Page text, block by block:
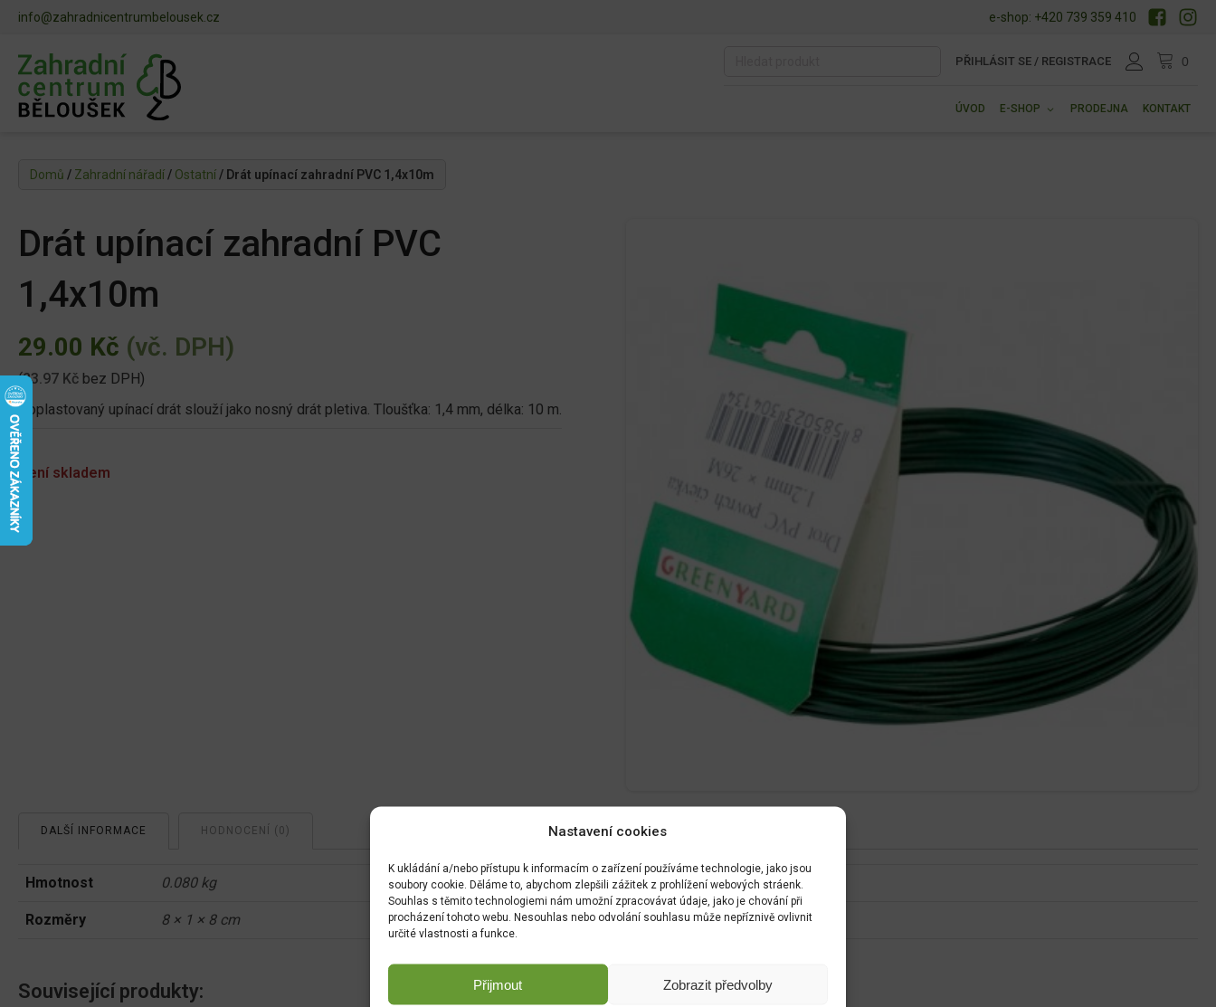
Nastavení cookies
K ukládání a/nebo přístupu k informacím o zařízení používáme technologie, jako jsou
soubory cookie. Děláme to, abychom zlepšili zážitek z prohlížení webových stráenk.
Souhlas s těmito technologiemi nám umožní zpracovávat údaje, jako je chování při
procházení tohoto webu. Nesouhlas nebo odvolání souhlasu může nepříznivě ovlivnit
určité vlastnosti a funkce.
Přijmout Zobrazit předvolby
info@zahradnicentrumbelousek.cz e-shop: +420 739 359 410
PŘIHLÁSIT SE / REGISTRACE
ÚVOD E-SHOP PRODEJNA KONTAKT
Domů / Zahradní nářadí / Ostatní / Drát upínací zahradní PVC 1,4x10m
Drát upínací zahradní PVC
1,4x10m
29.00 Kč (vč. DPH)
(23.97 Kč bez DPH)
Poplastovaný upínací drát slouží jako nosný drát pletiva. Tloušťka: 1,4 mm, délka: 10 m.
Není skladem
DALŠÍ INFORMACE HODNOCENÍ (0)
Hmotnost 0.080 kg
Rozměry 8 × 1 × 8 cm
Související produkty: